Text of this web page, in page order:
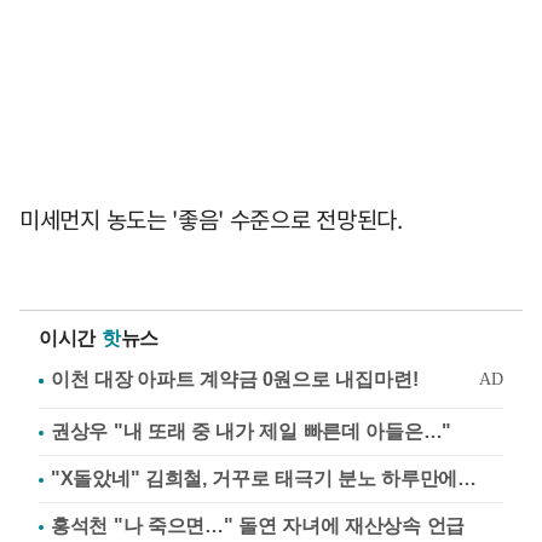
미세먼지 농도는 '좋음' 수준으로 전망된다.
이시간 핫뉴스
권상우 "내 또래 중 내가 제일 빠른데 아들은…"
"X돌았네" 김희철, 거꾸로 태극기 분노 하루만에…
홍석천 "나 죽으면…" 돌연 자녀에 재산상속 언급